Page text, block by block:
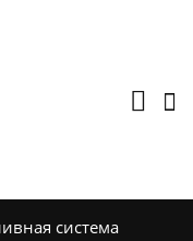
система